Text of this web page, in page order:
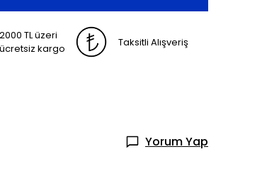
2000 TL üzeri
ücretsiz kargo
Taksitli Alışveriş
Yorum Yap